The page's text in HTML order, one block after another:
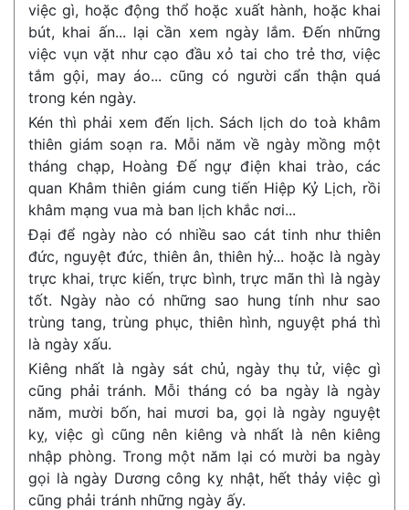
việc gì, hoặc động thổ hoặc xuất hành, hoặc khai
bút, khai ấn... lại cần xem ngày lắm. Đến những
việc vụn vặt như cạo đầu xỏ tai cho trẻ thơ, việc
tắm gội, may áo... cũng có người cẩn thận quá
trong kén ngày.
Kén thì phải xem đến lịch. Sách lịch do toà khâm
thiên giám soạn ra. Mỗi năm về ngày mồng một
tháng chạp, Hoàng Đế ngự điện khai trào, các
quan Khâm thiên giám cung tiến Hiệp Kỷ Lịch, rồi
khâm mạng vua mà ban lịch khắc nơi...
Đại để ngày nào có nhiều sao cát tinh như thiên
đức, nguyệt đức, thiên ân, thiên hỷ... hoặc là ngày
trực khai, trực kiến, trực bình, trực mãn thì là ngày
tốt. Ngày nào có những sao hung tính như sao
trùng tang, trùng phục, thiên hình, nguyệt phá thì
là ngày xấu.
Kiêng nhất là ngày sát chủ, ngày thụ tử, việc gì
cũng phải tránh. Mỗi tháng có ba ngày là ngày
năm, mười bốn, hai mươi ba, gọi là ngày nguyệt
kỵ, việc gì cũng nên kiêng và nhất là nên kiêng
nhập phòng. Trong một năm lại có mười ba ngày
gọi là ngày Dương công kỵ nhật, hết thảy việc gì
cũng phải tránh những ngày ấy.